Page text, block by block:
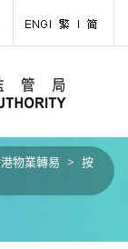
物業轉易 > 按